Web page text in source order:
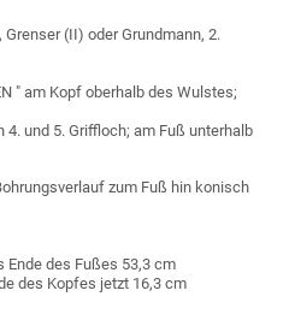
, Grenser (II) oder Grundmann, 2.
" am Kopf oberhalb des Wulstes;
und 5. Griffloch; am Fuß unterhalb
zum Fuß hin konisch
des Fußes 53,3 cm
des Kopfes jetzt 16,3 cm